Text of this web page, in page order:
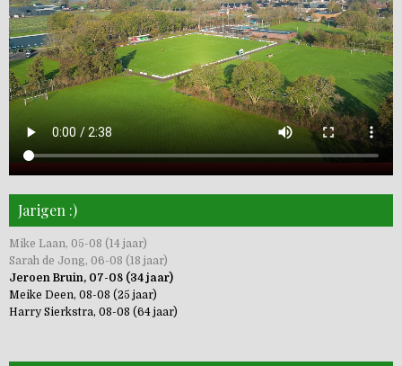
Jarigen :)
Mike Laan, 05-08 (14 jaar)
Sarah de Jong, 06-08 (18 jaar)
Jeroen Bruin, 07-08 (34 jaar)
Meike Deen, 08-08 (25 jaar)
Harry Sierkstra, 08-08 (64 jaar)